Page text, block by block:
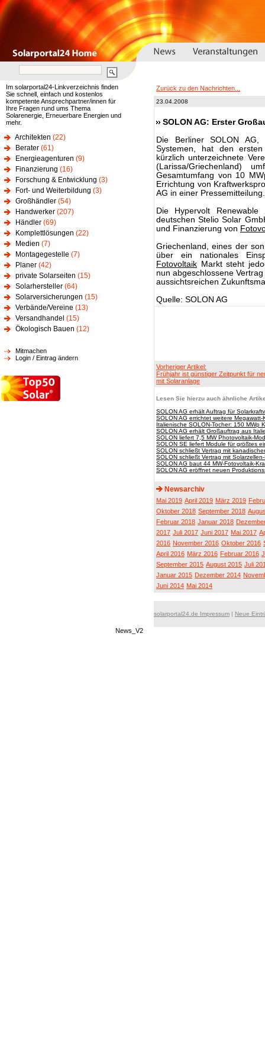
Im solarportal24-Linkverzeichnis finden
Sie schnell, einfach und kostenlos
kompetente Ansprechpartner/innen für
Ihre Fragen rund ums Thema
Solarenergie, Erneuerbare Energien und
mehr.
Architekten (22)
Berater (61)
Energieagenturen (9)
Finanzierung (16)
Forschung & Entwicklung (3)
Fort- und Weiterbildung (3)
Großhändler (54)
Handwerker (207)
Händler (69)
Komplettlösungen (22)
Medien (7)
Montagegestelle (7)
Planer (42)
private Solarseiten (15)
Solarhersteller (64)
Solarversicherungen (15)
Verbände/Vereine (13)
Versandhandel (15)
Ökologisch Bauen (12)
Mitmachen
Login / Eintrag ändern
Zurück zu den Nachrichten...
23.04.2008
SOLON AG: Erster
Die Berliner SOLON
Systemen, hat den
kürzlich unterzeichnete
(Larissa/Griechenland)
Gesamtumfang von 10
Errichtung von
AG in einer Pressemitteilung.
Die Hypervolt
deutschen Stelio Solar
und Finanzierung von
Griechenland, eines der
über ein nationales
Fotovoltaik Markt steht
nun abgeschlossene
aussichtsreichen
Quelle: SOLON AG
Vorheriger Artikel:
Frühjahr ist günstiger Zeitpunkt für
mit Solaranlage
Lesen Sie hierzu auch ähnliche
SOLON AG erhält Auftrag für
SOLON AG errichtet weitere
Italienische SOLON-Tocher: 150 MWp
SOLON AG erhält Großauftrag aus
SOLON liefert 7,5 MW Photovoltaik-
SOLON SE liefert Module für größtes
SOLON schließt Vertrag mit
SOLON schließt Vertrag mit
SOLON AG baut 44 MW-Fotovoltaik-
SOLON AG eröffnet neuen
Newsarchiv
Mai 2019 April 2019 März 2019
Oktober 2018 September 2018
Februar 2018 Januar 2018
2017 Juli 2017 Juni 2017 Mai 2017
2016 November 2016 Oktober 2016
April 2016 März 2016 Februar 2016
September 2015 August 2015 Juli
Januar 2015 Dezember 2014
Juni 2014 Mai 2014
solarportal24.de Impressum | Neue
News_V2